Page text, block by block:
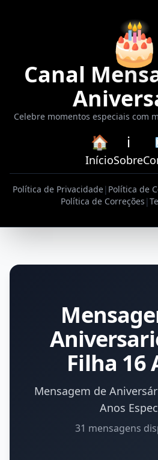
🎂
Canal
Celebre momentos especiais com
🏠
Início
ℹ️
Sobre
Política de Privacidade| Política de
Política de Correções |
Filha 16
Mensagem de
Anos
31 mensagens